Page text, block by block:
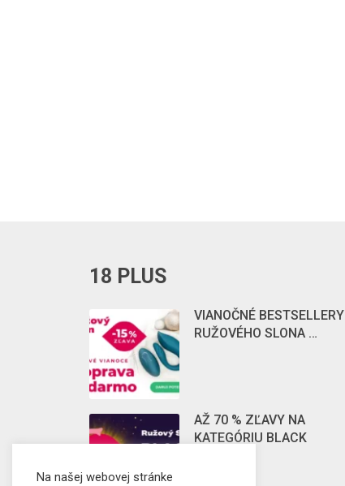
18 PLUS
VIANOČNÉ BESTSELLERY
RUŽOVÉHO SLONA …
AŽ 70 % ZĽAVY NA
KATEGÓRIU BLACK
Na našej webovej stránke